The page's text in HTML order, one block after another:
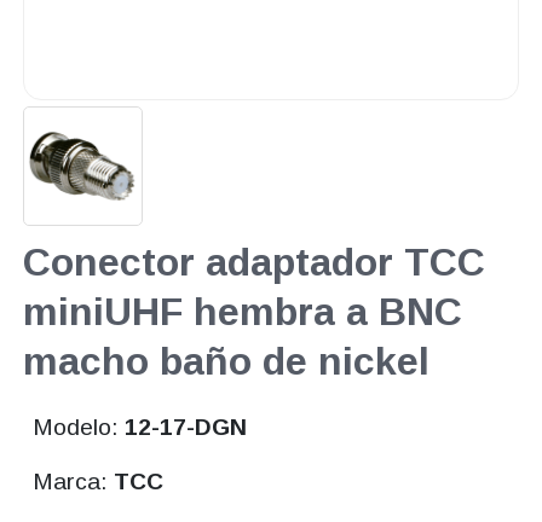
Conector adaptador TCC
miniUHF hembra a BNC
macho baño de nickel
Modelo: 12-17-DGN
Marca: TCC